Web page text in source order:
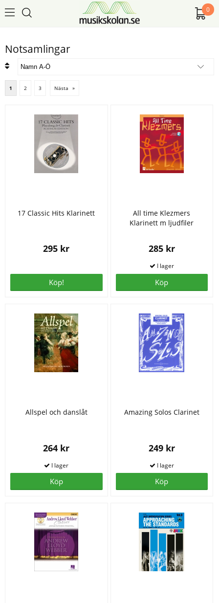
0
Notsamlingar
1 2 3 Nästa »
17 Classic Hits Klarinett
295 kr
Köp!
All time Klezmers
Klarinett m ljudfiler
285 kr
Köp
Allspel och danslåt
264 kr
Köp
Amazing Solos Clarinet
249 kr
Köp